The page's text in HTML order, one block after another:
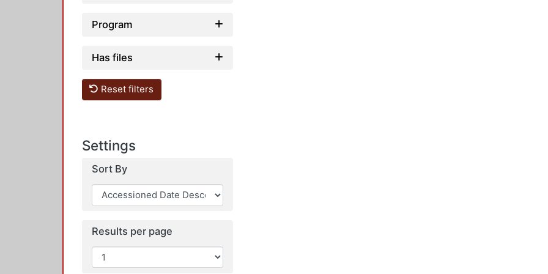
Program
Has files
Reset filters
Settings
Sort By
Results per page